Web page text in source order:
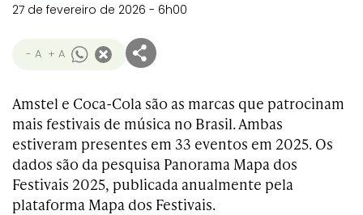
27 de fevereiro de 2026 - 6h00
- A + A
Amstel e Coca-Cola são as marcas que patrocinam
mais festivais de música no Brasil. Ambas
estiveram presentes em 33 eventos em 2025. Os
dados são da pesquisa Panorama Mapa dos
Festivais 2025, publicada anualmente pela
plataforma Mapa dos Festivais.